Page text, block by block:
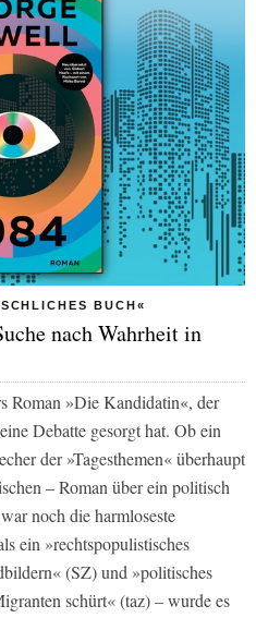
BUCH«
nach Wahrheit in
Roman »Die Kandidatin«, der
Debatte gesorgt hat. Ob ein
der »Tagesthemen« überhaupt
– Roman über ein politisch
noch die harmloseste
ein »rechtspopulistisches
(SZ) und »politisches
schürt« (taz) – wurde es